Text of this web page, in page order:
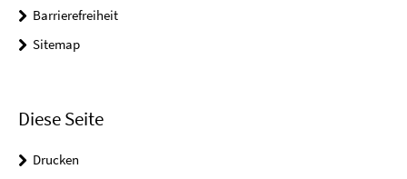
Barrierefreiheit
Sitemap
Diese Seite
Drucken